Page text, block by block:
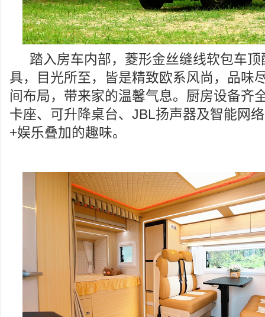
踏入房车内部，菱形金丝缝线软包车
具，目光所至，皆是精致欧系风尚，品味
间布局，带来家的温馨气息。厨房设备齐
卡座、可升降桌台、JBL扬声器及智能网
+娱乐叠加的趣味。